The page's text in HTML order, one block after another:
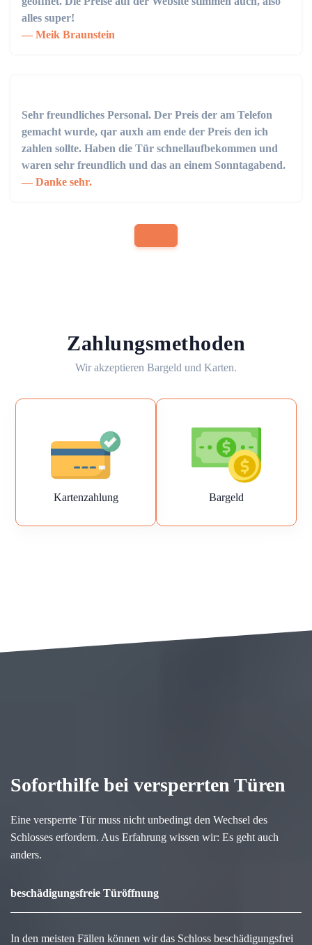
alles super!
Meik Braunstein
Sehr freundliches Personal. Der Preis der am Telefon
gemacht wurde, qar auxh am ende der Preis den ich
zahlen sollte. Haben die Tür schnellaufbekommen und
waren sehr freundlich und das an einem Sonntagabend.
Danke sehr.
Zahlungsmethoden
Wir akzeptieren Bargeld und Karten.
Kartenzahlung Bargeld
Soforthilfe bei versperrten Türen
Eine versperrte Tür muss nicht unbedingt den Wechsel des
Schlosses erfordern. Aus Erfahrung wissen wir: Es geht auch
anders.
beschädigungsfreie Türöffnung
In den meisten Fällen können wir das Schloss beschädigungsfrei